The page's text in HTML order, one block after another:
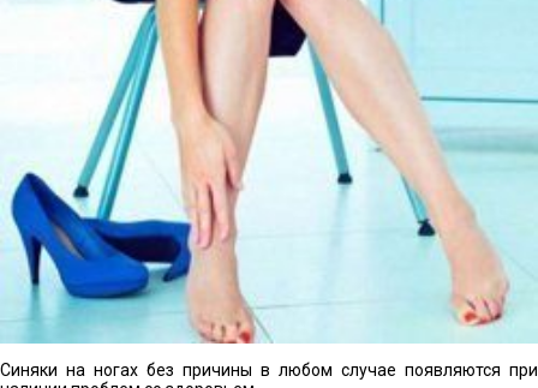
Синяки на ногах без причины в любом случае появляются при